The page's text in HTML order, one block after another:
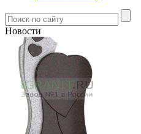
Новости